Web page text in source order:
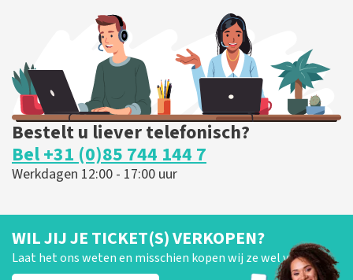
BESTEL NU
Bestelt u liever telefonisch?
Bel +31 (0)85 744 144 7
Werkdagen 12:00 - 17:00 uur
WIL JIJ JE TICKET(S) VERKOPEN?
Laat het ons weten en misschien kopen wij ze wel van je!